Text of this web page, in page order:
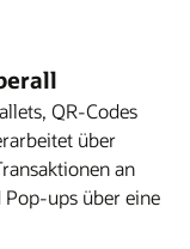
Betreiber eine
und
der gesamten
von
Einblick in
und Kioske
erhalten
schaffen.
QR-Codes
über
an
Pop-ups über eine